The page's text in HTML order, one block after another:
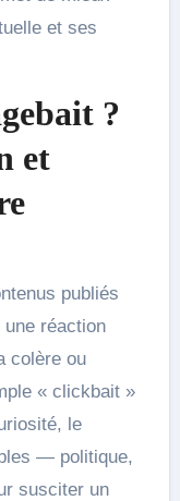
et ses
?
et
publiés
une réaction
colère ou
« clickbait »
le
— politique,
susciter un